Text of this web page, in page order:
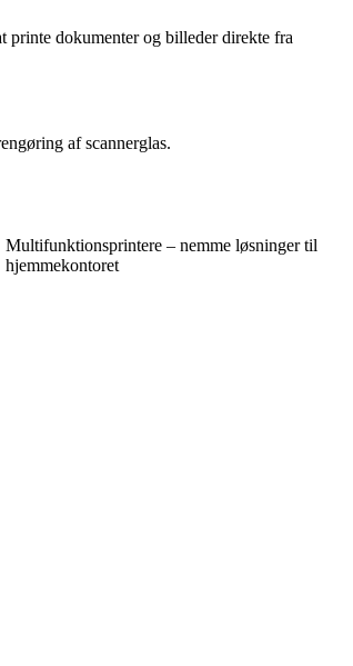
printe dokumenter og billeder direkte fra
af scannerglas.
Multifunktionsprintere – nemme løsninger til
hjemmekontoret